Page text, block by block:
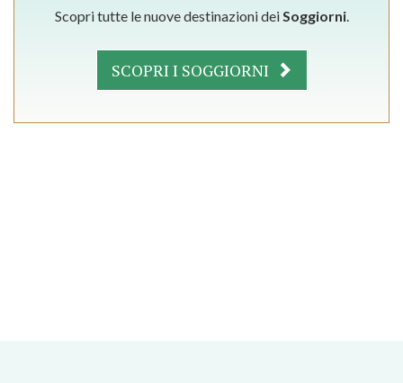
Scopri tutte le nuove destinazioni deiSoggiorni.
SCOPRI I SOGGIORNI